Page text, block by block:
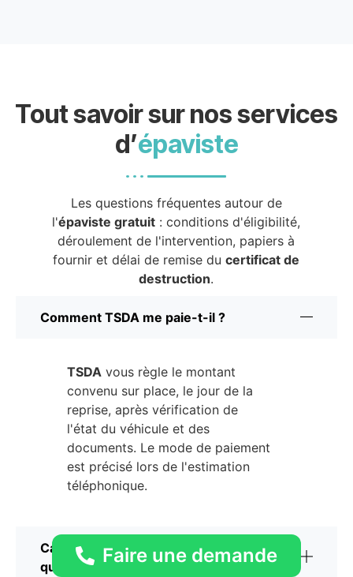
Tout savoir sur nos services
d’épaviste
Les questions fréquentes autour de
l'épaviste gratuit : conditions d'éligibilité,
déroulement de l'intervention, papiers à
fournir et délai de remise ducertificat de
destruction.
Comment TSDA me paie-t-il ?
TSDA vous règle le montant
convenu sur place, le jour de la
reprise, après vérification de
l'état du véhicule et des
documents. Le mode de paiement
est précisé lors de l'estimation
téléphonique.
Carte grise perdue : TSDA rachète-t-il
quand même ?
Faire une demande